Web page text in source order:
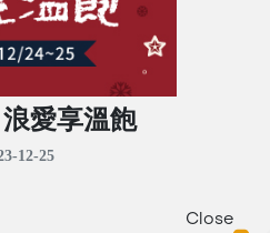
愛享溫飽
12-25
Close